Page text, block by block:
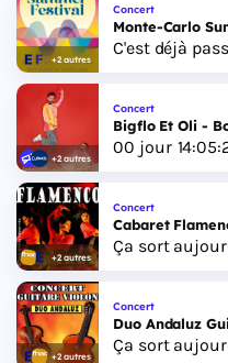
+2 autres
Concert
Monte-Carlo
C'est déjà
+2 autres
Concert
Bigflo Et Oli -
00 jour 14:05:
+2 autres
Concert
Cabaret
Ça sort
+2 autres
Concert
Duo Andaluz
Ça sort